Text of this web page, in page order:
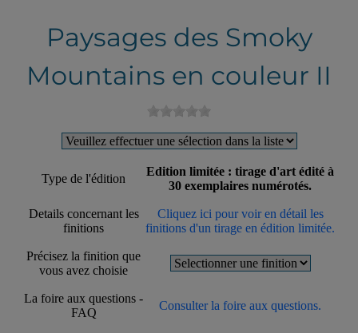
Paysages des Smoky
Mountains en couleur II
Type de l'édition
Edition limitée : tirage d'art édité à
30 exemplaires numérotés.
Details concernant les
finitions
Cliquez ici pour voir en détail les
finitions d'un tirage en édition limitée.
Précisez la finition que
vous avez choisie
La foire aux questions -
FAQ
Consulter la foire aux questions.